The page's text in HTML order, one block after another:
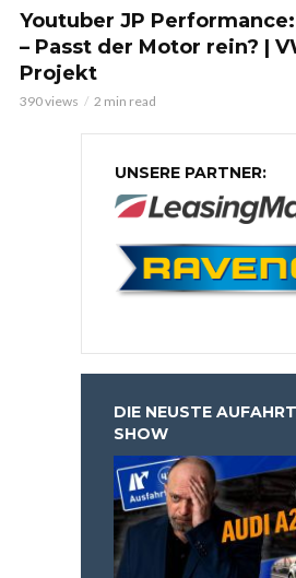
Youtuber JP
– Passt der Motor rein? |
Projekt
390 views 2 min read
UNSERE PARTNER:
DIE NEUSTE
SHOW